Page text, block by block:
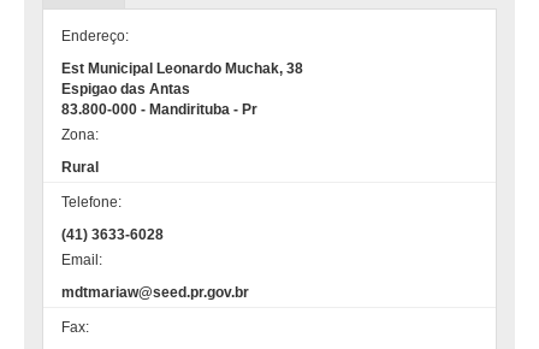
Endereço:
Est Municipal Leonardo Muchak, 38
Espigao das Antas
83.800-000 - Mandirituba - Pr
Zona:
Rural
Telefone:
(41) 3633-6028
Email:
mdtmariaw@seed.pr.gov.br
Fax: